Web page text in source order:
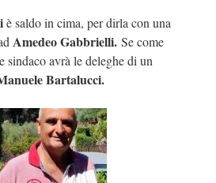
è saldo in cima, per dirla con una
Amedeo Gabbrielli. Se come
sindaco avrà le deleghe di un
Bartalucci.